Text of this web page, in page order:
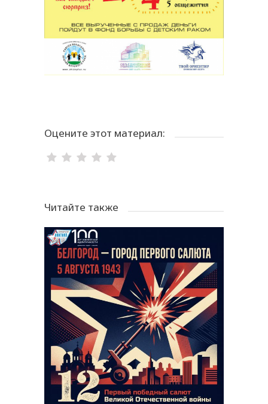
Оцените этот материал:
Читайте также